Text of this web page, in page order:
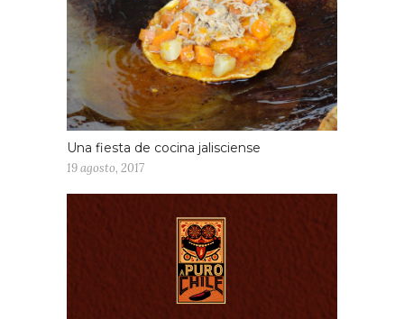
Una fiesta de cocina jalisciense
19 agosto, 2017